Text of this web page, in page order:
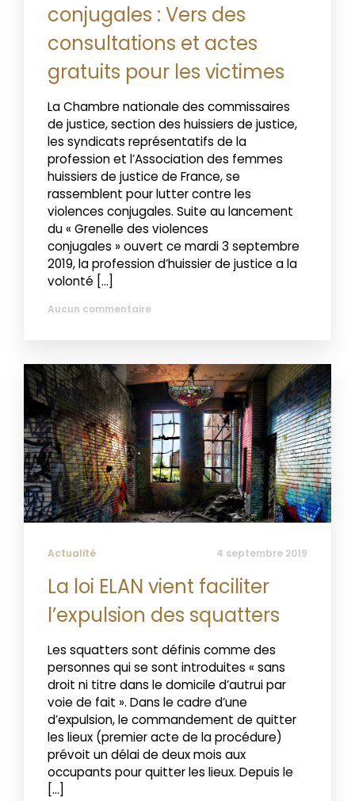
conjugales : Vers des
consultations et actes
gratuits pour les victimes
La Chambre nationale des commissaires
de justice, section des huissiers de justice,
les syndicats représentatifs de la
profession et l’Association des femmes
huissiers de justice de France, se
rassemblent pour lutter contre les
violences conjugales. Suite au lancement
du « Grenelle des violences
conjugales » ouvert ce mardi 3 septembre
2019, la profession d’huissier de justice a la
volonté […]
Aucun commentaire
Actualité 4 septembre 2019
La loi ELAN vient faciliter
l’expulsion des squatters
Les squatters sont définis comme des
personnes qui se sont introduites « sans
droit ni titre dans le domicile d’autrui par
voie de fait ». Dans le cadre d’une
d’expulsion, le commandement de quitter
les lieux (premier acte de la procédure)
prévoit un délai de deux mois aux
occupants pour quitter les lieux. Depuis le
[…]